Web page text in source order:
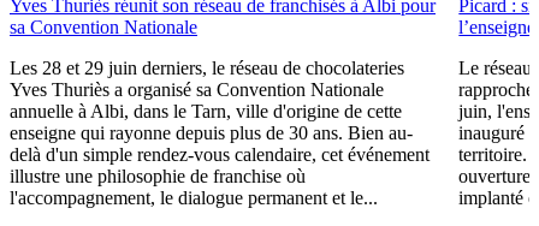
Yves Thuriès réunit son réseau de franchisés à Albi pour
sa Convention Nationale
Les 28 et 29 juin derniers, le réseau de chocolateries
Yves Thuriès a organisé sa Convention Nationale
annuelle à Albi, dans le Tarn, ville d'origine de cette
enseigne qui rayonne depuis plus de 30 ans. Bien au-
delà d'un simple rendez-vous calendaire, cet événement
illustre une philosophie de franchise où
l'accompagnement, le dialogue permanent et le...
Picard :
Le réseau
rapproche
juin,
inauguré
territoire.
implanté